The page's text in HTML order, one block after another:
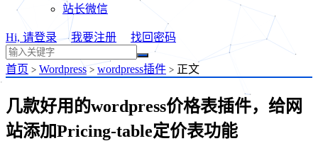
站长微信
Hi, 请登录 我要注册 找回密码
首页 > Wordpress > wordpress插件 > 正文
几款好用的wordpress价格表插件，给网
站添加Pricing-table定价表功能